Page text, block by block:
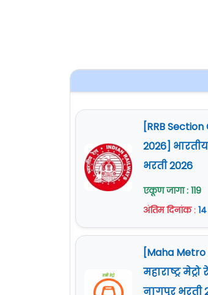
[RRB
2026]
भरती 2026
एकूण जागा : 119
अंतिम दिनांक:
[Maha
महाराष्ट्र
नागपूर भरती